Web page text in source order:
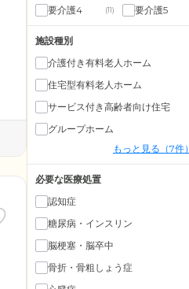
要介護4 (11) 要介護5
施設種別
介護付き有料老人ホーム
住宅型有料老人ホーム
サービス付き高齢者向け住宅
グループホーム
もっと見る（7件）
必要な医療処置
認知症
糖尿病・インスリン
脳梗塞・脳卒中
骨折・骨粗しょう症